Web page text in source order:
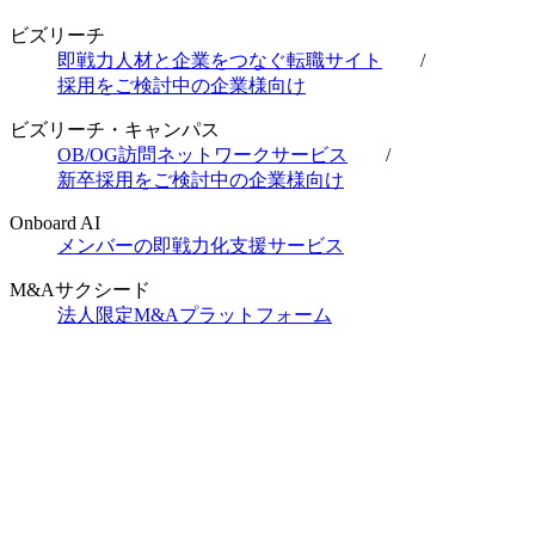
ビズリーチ
即戦力人材と企業をつなぐ転職サイト
/
採用をご検討中の企業様向け
ビズリーチ・キャンパス
OB/OG訪問ネットワークサービス
/
新卒採用をご検討中の企業様向け
Onboard AI
メンバーの即戦力化支援サービス
M&Aサクシード
法人限定M&Aプラットフォーム